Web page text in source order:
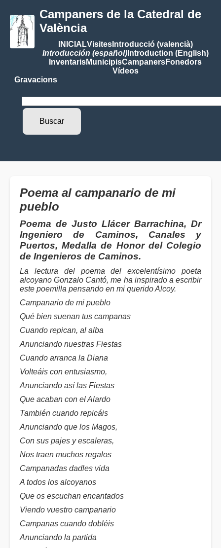
Campaners de la Catedral de
València
INICIALVisitesIntroducció (valencià)
Introducción (español)Introduction (English)
InventarisMunicipisCampanersFonedors
Vídeos
Gravacions
Poema al campanario de mi
pueblo
Poema de Justo Llácer Barrachina, Dr
Ingeniero de Caminos, Canales y
Puertos, Medalla de Honor del Colegio
de Ingenieros de Caminos.
La lectura del poema del excelentísimo poeta
alcoyano Gonzalo Cantó, me ha inspirado a escribir
este poemilla pensando en mi querido Alcoy.
Campanario de mi pueblo
Qué bien suenan tus campanas
Cuando repican, al alba
Anunciando nuestras Fiestas
Cuando arranca la Diana
Volteáis con entusiasmo,
Anunciando así las Fiestas
Que acaban con el Alardo
También cuando repicáis
Anunciando que los Magos,
Con sus pajes y escaleras,
Nos traen muchos regalos
Campanadas dadles vida
A todos los alcoyanos
Que os escuchan encantados
Viendo vuestro campanario
Campanas cuando dobléis
Anunciando la partida